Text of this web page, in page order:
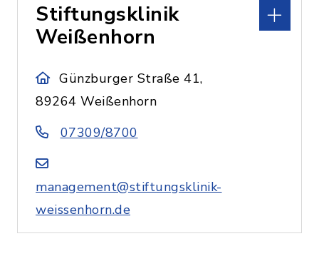
Stiftungsklinik
Weißenhorn
Günzburger Straße 41,
89264 Weißenhorn
07309/8700
management@stiftungsklinik-
weissenhorn.de